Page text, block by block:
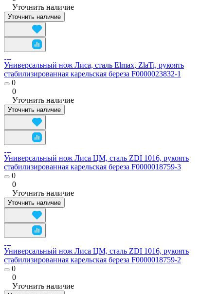
Уточнить наличие
Уточнить наличие
Универсальный нож Лиса, сталь Elmax, ZlaTi, рукоять
стабилизированная карельская береза F0000023832-1
0
0
Уточнить наличие
Уточнить наличие
Универсальный нож Лиса ЦМ, сталь ZDI 1016, рукоять
стабилизированная карельская береза F0000018759-3
0
0
Уточнить наличие
Уточнить наличие
Универсальный нож Лиса ЦМ, сталь ZDI 1016, рукоять
стабилизированная карельская береза F0000018759-2
0
0
Уточнить наличие